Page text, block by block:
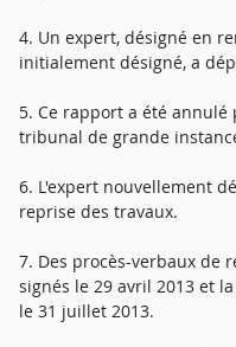
4. Un expert, désigné en
initialement désigné, a
5. Ce rapport a été
tribunal de grande
6. L'expert nouvellement
reprise des travaux.
7. Des procès-verbaux de
signés le 29 avril 2013 et
le 31 juillet 2013.